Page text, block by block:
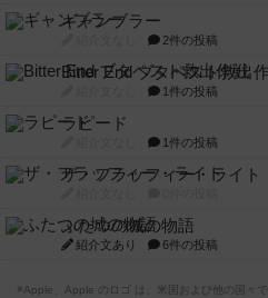
ギャンブラー
2件の投稿
Bitter End ブタペスト救出
1件の投稿
ラピード
1件の投稿
ザ・フラッフィー・ライト
ふたつの城の物語
紹介文あり 6件の投稿
※Apple、Apple のロゴ は、米国および他の国々